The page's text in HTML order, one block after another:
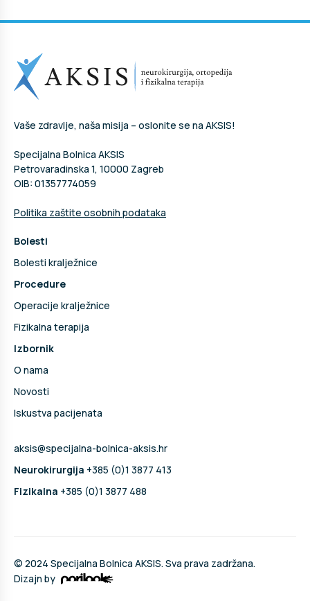
Vaše zdravlje, naša misija – oslonite se na AKSIS!
Specijalna Bolnica AKSIS
Petrovaradinska 1, 10000 Zagreb
OIB: 01357774059
Politika zaštite osobnih podataka
Bolesti
Bolesti kralježnice
Procedure
Operacije kralježnice
Fizikalna terapija
Izbornik
O nama
Novosti
Iskustva pacijenata
aksis@specijalna-bolnica-aksis.hr
Neurokirurgija +385 (0)1 3877 413
Fizikalna +385 (0)1 3877 488
© 2024 Specijalna Bolnica AKSIS. Sva prava zadržana.
Dizajn by